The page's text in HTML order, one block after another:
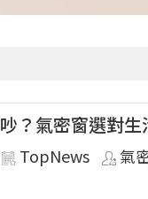
？氣密窗選對生
TopNews
氣